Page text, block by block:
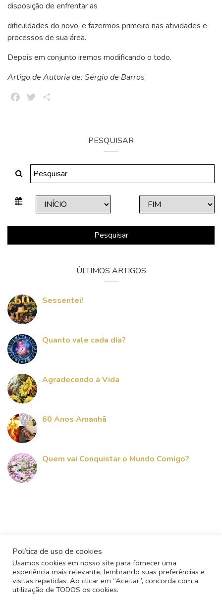
disposição de enfrentar as
dificuldades do novo, e fazermos primeiro nas atividades e
processos de sua área.
Depois em conjunto iremos modificando o todo.
Artigo de Autoria de: Sérgio de Barros
FacebookTwitter
PESQUISAR
Pesquisar
ÚLTIMOS ARTIGOS
Sessentei!
Quanto vale cada dia?
Agradecendo a Vida
60 Anos Amanhã
Quem vai Conquistar o Mundo Comigo?
Política de uso de cookies
Usamos cookies em nosso site para fornecer uma
experiência mais relevante, lembrando suas preferências e
visitas repetidas. Ao clicar em “Aceitar”, concorda com a
utilização de TODOS os cookies.